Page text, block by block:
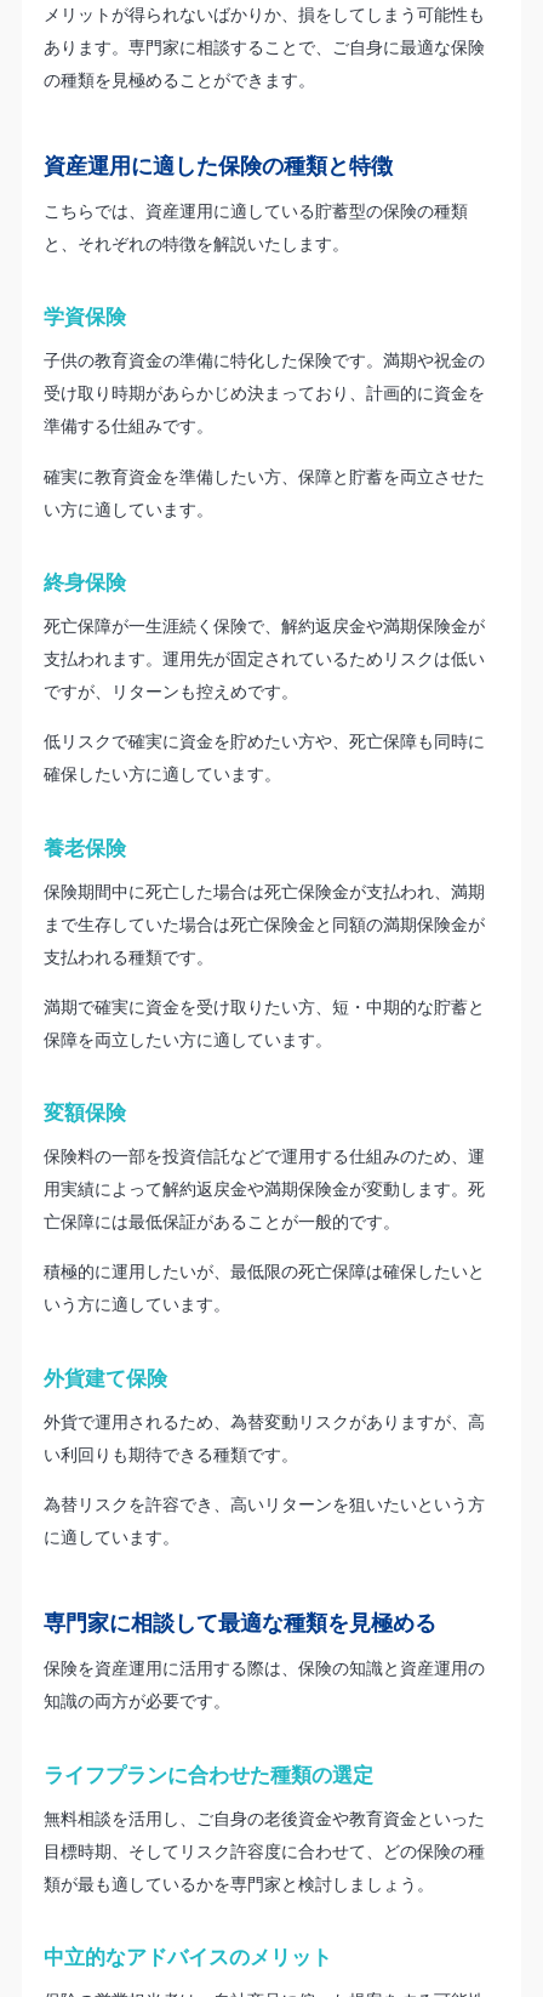
メリットが得られないばかりか、損をしてしまう可能性も
あります。専門家に相談することで、ご自身に最適な保険
の種類を見極めることができます。
資産運用に適した保険の種類と特徴
こちらでは、資産運用に適している貯蓄型の保険の種類
と、それぞれの特徴を解説いたします。
学資保険
子供の教育資金の準備に特化した保険です。満期や祝金の
受け取り時期があらかじめ決まっており、計画的に資金を
準備する仕組みです。
確実に教育資金を準備したい方、保障と貯蓄を両立させた
い方に適しています。
終身保険
死亡保障が一生涯続く保険で、解約返戻金や満期保険金が
支払われます。運用先が固定されているためリスクは低い
ですが、リターンも控えめです。
低リスクで確実に資金を貯めたい方や、死亡保障も同時に
確保したい方に適しています。
養老保険
保険期間中に死亡した場合は死亡保険金が支払われ、満期
まで生存していた場合は死亡保険金と同額の満期保険金が
支払われる種類です。
満期で確実に資金を受け取りたい方、短・中期的な貯蓄と
保障を両立したい方に適しています。
変額保険
保険料の一部を投資信託などで運用する仕組みのため、運
用実績によって解約返戻金や満期保険金が変動します。死
亡保障には最低保証があることが一般的です。
積極的に運用したいが、最低限の死亡保障は確保したいと
いう方に適しています。
外貨建て保険
外貨で運用されるため、為替変動リスクがありますが、高
い利回りも期待できる種類です。
為替リスクを許容でき、高いリターンを狙いたいという方
に適しています。
専門家に相談して最適な種類を見極める
保険を資産運用に活用する際は、保険の知識と資産運用の
知識の両方が必要です。
ライフプランに合わせた種類の選定
無料相談を活用し、ご自身の老後資金や教育資金といった
目標時期、そしてリスク許容度に合わせて、どの保険の種
類が最も適しているかを専門家と検討しましょう。
中立的なアドバイスのメリット